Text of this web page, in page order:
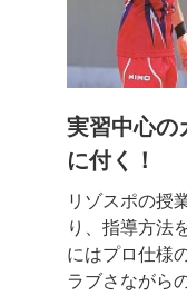
実習中心の
に付く！
リゾスポの授
り、指導方法
にはプロ仕様
ラブさながら